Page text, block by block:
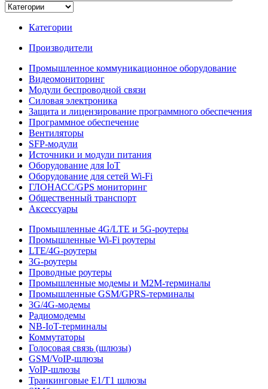
Категории
Производители
Промышленное коммуникационное оборудование
Видеомониторинг
Модули беспроводной связи
Силовая электроника
Защита и лицензирование программного обеспечения
Программное обеспечение
Вентиляторы
SFP-модули
Источники и модули питания
Оборудование для IoT
Оборудование для сетей Wi-Fi
ГЛОНАСС/GPS мониторинг
Общественный транспорт
Аксессуары
Промышленные 4G/LTE и 5G-роутеры
Промышленные Wi-Fi роутеры
LTE/4G-роутеры
3G-роутеры
Проводные роутеры
Промышленные модемы и M2M-терминалы
Промышленные GSM/GPRS-терминалы
3G/4G-модемы
Радиомодемы
NB-IoT-терминалы
Коммутаторы
Голосовая связь (шлюзы)
GSM/VoIP-шлюзы
VoIP-шлюзы
Транкинговые E1/T1 шлюзы